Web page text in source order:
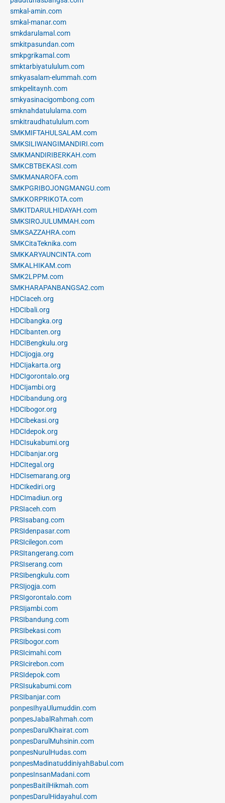
smkal-amin.com
smkal-manar.com
smkdarulamal.com
smkitpasundan.com
smkpgrikamal.com
smktarbiyatululum.com
smkyasalam-elummah.com
smkpelitaynh.com
smkyasinacigombong.com
smknahdatululama.com
smkitraudhatululum.com
SMKMIFTAHULSALAM.com
SMKSILIWANGIMANDIRI.com
SMKMANDIRIBERKAH.com
SMKCBTBEKASI.com
SMKMANAROFA.com
SMKPGRIBOJONGMANGU.com
SMKKORPRIKOTA.com
SMKITDARULHIDAYAH.com
SMKSIROJULUMMAH.com
SMKSAZZAHRA.com
SMKCitaTeknika.com
SMKKARYAUNCINTA.com
SMKALHIKAM.com
SMK2LPPM.com
SMKHARAPANBANGSA2.com
HDCIaceh.org
HDCIbali.org
HDCIbangka.org
HDCIbanten.org
HDCIBengkulu.org
HDCIjogja.org
HDCIjakarta.org
HDCIgorontalo.org
HDCIjambi.org
HDCIbandung.org
HDCIbogor.org
HDCIbekasi.org
HDCIdepok.org
HDCIsukabumi.org
HDCIbanjar.org
HDCItegal.org
HDCIsemarang.org
HDCIkediri.org
HDCImadiun.org
PRSIaceh.com
PRSIsabang.com
PRSIdenpasar.com
PRSIcilegon.com
PRSItangerang.com
PRSIserang.com
PRSIbengkulu.com
PRSIjogja.com
PRSIgorontalo.com
PRSIjambi.com
PRSIbandung.com
PRSIbekasi.com
PRSIbogor.com
PRSIcimahi.com
PRSIcirebon.com
PRSIdepok.com
PRSIsukabumi.com
PRSIbanjar.com
ponpesIhyaUlumuddin.com
ponpesJabalRahmah.com
ponpesDarulKhairat.com
ponpesDarulMuhsinin.com
ponpesNurulHudas.com
ponpesMadinatuddiniyahBabul.com
ponpesInsanMadani.com
ponpesBaitilHikmah.com
ponpesDarulHidayahul.com